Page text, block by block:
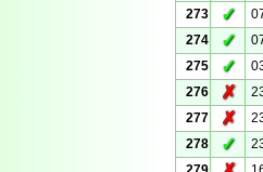
273
✓
274
✓
275
✓
276
✗
277
✗
278
✓